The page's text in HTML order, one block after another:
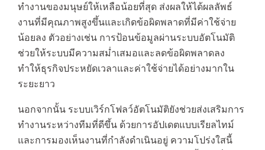
ทำงานของมนุษย์ให้เหลือน้อยที่สุด ส่งผลให้ได้ผลลัพธ์
งานที่มีคุณภาพสูงขึ้นและเกิดข้อผิดพลาดที่มีค่าใช้จ่าย
น้อยลง ตัวอย่างเช่น การป้อนข้อมูลผ่านระบบอัตโนมัติ
ช่วยให้ระบบมีความสม่ำเสมอและลดข้อผิดพลาดลง
ทำให้ธุรกิจประหยัดเวลาและค่าใช้จ่ายได้อย่างมากใน
ระยะยาว
นอกจากนั้น ระบบเวิร์กโฟลว์อัตโนมัติยังช่วยส่งเสริมการ
ทำงานระหว่างทีมที่ดีขึ้น ด้วยการอัปเดตแบบเรียลไทม์
และการมองเห็นงานที่กำลังดำเนินอยู่ ความโปร่งใสนี้